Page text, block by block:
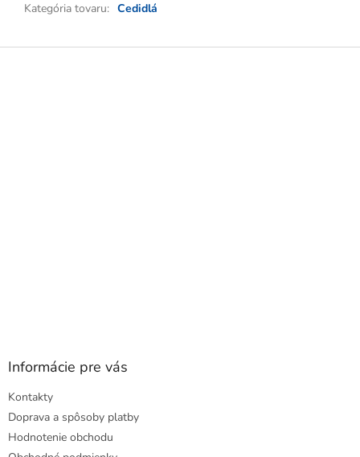
Kategória tovaru: Cedidlá
Z
Informácie pre vás
Kontakty
Doprava a spôsoby platby
Hodnotenie obchodu